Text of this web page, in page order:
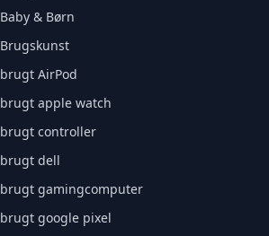
Baby & Børn
Brugskunst
brugt AirPod
brugt apple watch
brugt controller
brugt dell
brugt gamingcomputer
brugt google pixel